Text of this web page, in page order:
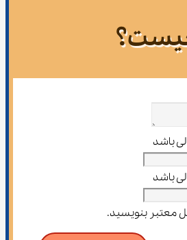
باشد
باشد
معتبر بنویسید.